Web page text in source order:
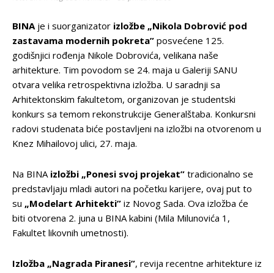
BINA je i suorganizator izložbe „Nikola Dobrović pod
zastavama modernih pokreta” posvećene 125.
godišnjici rođenja Nikole Dobrovića, velikana naše
arhitekture. Tim povodom se 24. maja u Galeriji SANU
otvara velika retrospektivna izložba. U saradnji sa
Arhitektonskim fakultetom, organizovan je studentski
konkurs sa temom rekonstrukcije Generalštaba. Konkursni
radovi studenata biće postavljeni na izložbi na otvorenom u
Knez Mihailovoj ulici, 27. maja.
Na BINA izložbi „Ponesi svoj projekat” tradicionalno se
predstavljaju mladi autori na početku karijere, ovaj put to
su „Modelart Arhitekti” iz Novog Sada. Ova izložba će
biti otvorena 2. juna u BINA kabini (Mila Milunovića 1,
Fakultet likovnih umetnosti).
Izložba „Nagrada Piranesi”, revija recentne arhitekture iz